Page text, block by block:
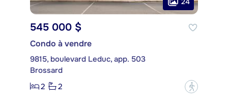
545 000 $
Condo à vendre
9815, boulevard Leduc, app. 503
Brossard
2
2 ?